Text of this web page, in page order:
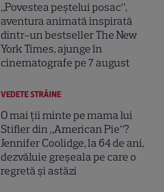
„Povestea peștelui posac”,
aventura animată inspirată
dintr-un bestseller The New
York Times, ajunge în
cinematografe pe 7 august
VEDETE STRĂINE
O mai ții minte pe mama lui
Stifler din „American Pie”?
Jennifer Coolidge, la 64 de ani,
dezvăluie greșeala pe care o
regretă și astăzi